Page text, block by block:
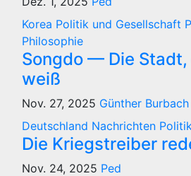
Korea Politik und Gesellschaft
Philosophie
Songdo — Die Stadt,
weiß
Nov. 27, 2025 Günther Burbach
Deutschland Nachrichten
Die Kriegstreiber
Nov. 24, 2025 Ped